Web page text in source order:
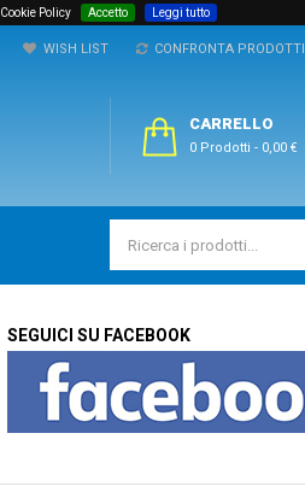
Policy Accetto Leggi tutto
WISH LIST CONFRONTA PRODOTTI
CARRELLO
0 Prodotti - 0,00 €
SEGUICI SU FACEBOOK